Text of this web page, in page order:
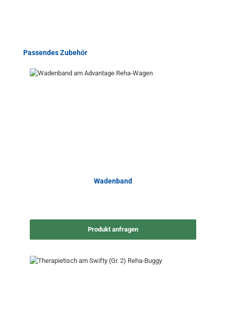
Produktgalerie überspringen
Passendes Zubehör
Wadenband
Produkt anfragen